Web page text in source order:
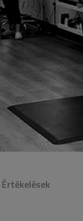
Értékelések